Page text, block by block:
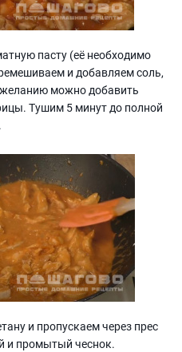
пасту (её необходимо
и добавляем соль,
можно добавить
Тушим 5 минут до полной
и пропускаем через прес
и промытый чеснок.